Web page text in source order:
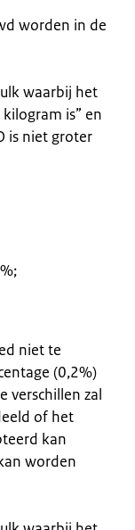
worden in de
waarbij het
is” en
is niet groter
niet te
(0,2%)
verschillen zal
of het
kan
worden